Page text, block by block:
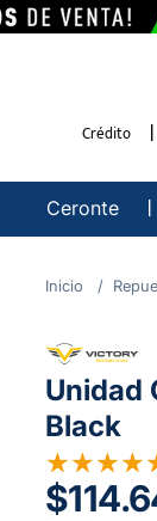
Crédito
Ceronte
Unidad
Black